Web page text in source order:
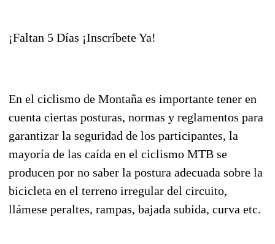
¡Faltan 5 Días ¡Inscríbete Ya!
En el ciclismo de Montaña es importante tener en
cuenta ciertas posturas, normas y reglamentos para
garantizar la seguridad de los participantes, la
mayoría de las caída en el ciclismo MTB se
producen por no saber la postura adecuada sobre la
bicicleta en el terreno irregular del circuito,
llámese peraltes, rampas, bajada subida, curva etc.